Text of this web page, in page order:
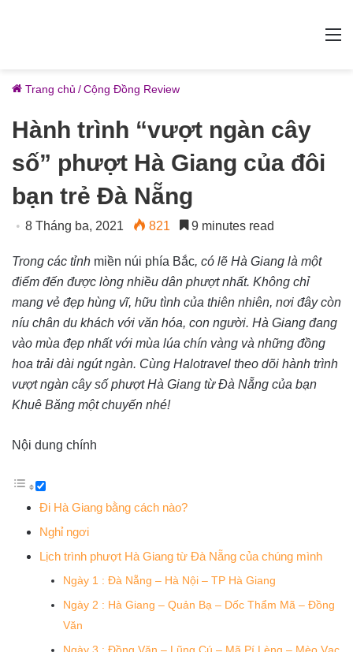
Trang chủ /Cộng Đồng Review
Hành trình “vượt ngàn cây
số” phượt Hà Giang của đôi
bạn trẻ Đà Nẵng
8 Tháng ba, 2021 821 9 minutes read
Trong các tỉnh miền núi phía Bắc, có lẽ Hà Giang là một
điểm đến được lòng nhiều dân phượt nhất. Không chỉ
mang vẻ đẹp hùng vĩ, hữu tình của thiên nhiên, nơi đây còn
níu chân du khách với văn hóa, con người. Hà Giang đang
vào mùa đẹp nhất với mùa lúa chín vàng và những đồng
hoa trải dài ngút ngàn. Cùng Halotravel theo dõi hành trình
vượt ngàn cây số phượt Hà Giang từ Đà Nẵng của bạn
Khuê Băng một chuyến nhé!
Nội dung chính
Đi Hà Giang bằng cách nào?
Nghỉ ngơi
Lịch trình phượt Hà Giang từ Đà Nẵng của chúng mình
Ngày 1 : Đà Nẵng – Hà Nội – TP Hà Giang
Ngày 2 : Hà Giang – Quản Bạ – Dốc Thẩm Mã – Đồng
Văn